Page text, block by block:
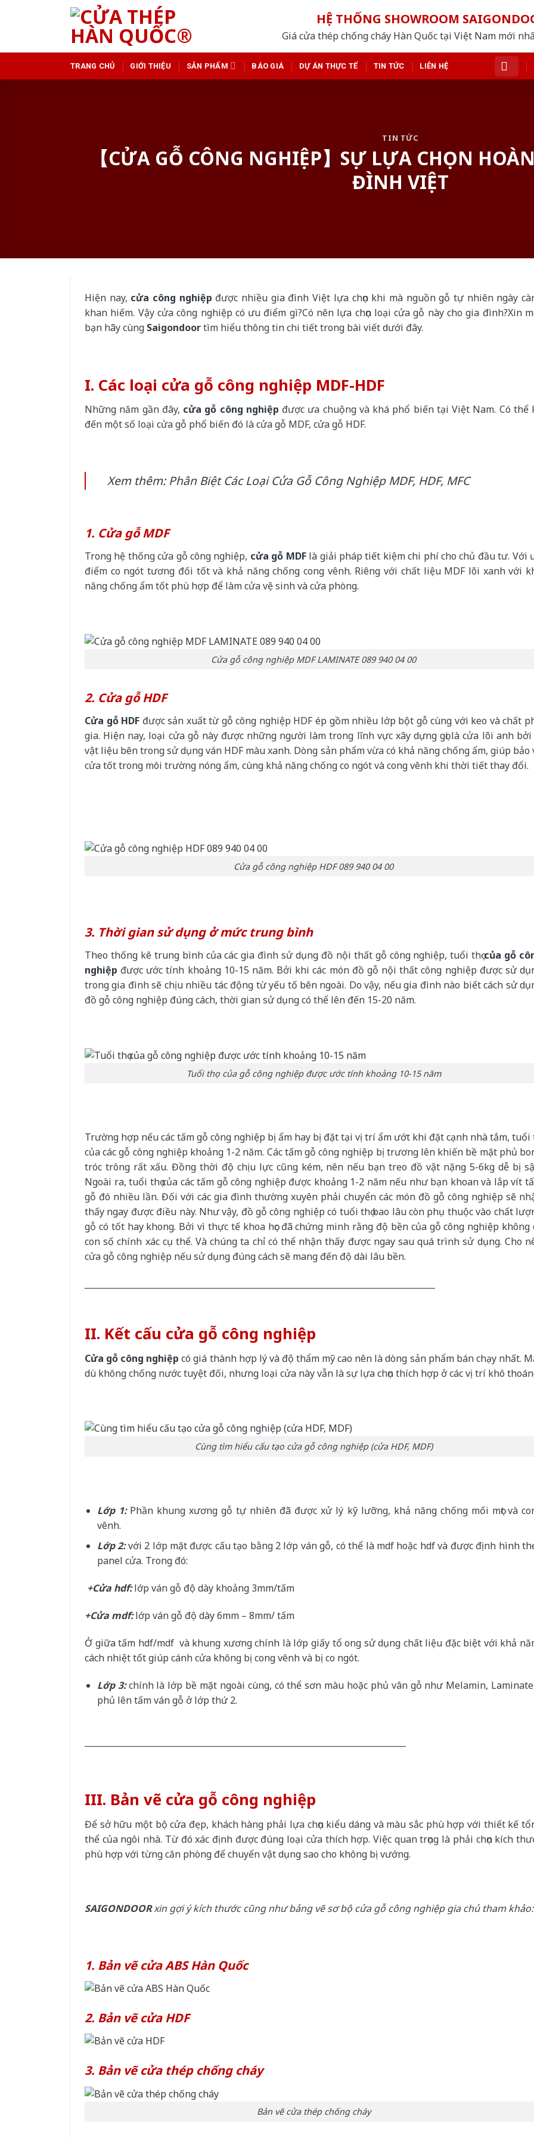
HỆ THỐNG SHOWROOM
Giá cửa thép chống cháy Hàn Quốc tại Việt Nam mới
TRANG CHỦ GIỚI THIỆU SẢN PHẨM BÁO GIÁ DỰ ÁN THỰC TẾ TIN TỨC LIÊN HỆ
TIN TỨC
【CỬA GỖ CÔNG NGHIỆP】SỰ LỰA CHỌN
ĐÌNH VIỆT
Hiện nay, cửa công nghiệp được nhiều gia đình Việt lựa chọn khi mà nguồn gỗ tự nhiên ngày
khan hiếm. Vậy cửa công nghiệp có ưu điểm gì?Có nên lựa chọn loại cửa gỗ này cho gia đình?Xin
bạn hãy cùng Saigondoortìm hiểu thông tin chi tiết trong bài viết dưới đây.
I. Các loại cửa gỗ công nghiệp MDF-HDF
Những năm gần đây, cửa gỗ công nghiệp được ưa chuộng và khá phổ biến tại Việt Nam. Có thể
đến một số loại cửa gỗ phổ biến đó là cửa gỗ MDF, cửa gỗ HDF.
Xem thêm: Phân Biệt Các Loại Cửa Gỗ Công Nghiệp MDF, HDF, MFC
1. Cửa gỗ MDF
Trong hệ thống cửa gỗ công nghiệp, cửa gỗ MDFlà giải pháp tiết kiệm chi phí cho chủ đầu tư. Với
điểm co ngót tương đối tốt và khả năng chống cong vênh. Riêng với chất liệu MDF lõi xanh với
năng chống ẩm tốt phù hợp để làm cửa vệ sinh và cửa phòng.
Cửa gỗ công nghiệp MDF LAMINATE 089 940 04 00
2. Cửa gỗ HDF
Cửa gỗ HDF được sản xuất từ gỗ công nghiệp HDF ép gồm nhiều lớp bột gỗ cùng với keo và chất
gia. Hiện nay, loại cửa gỗ này được những người làm trong lĩnh vực xây dựng gọi là cửa lõi anh bởi
vật liệu bên trong sử dụng ván HDF màu xanh. Dòng sản phẩm vừa có khả năng chống ẩm, giúp bảo
cửa tốt trong môi trường nóng ẩm, cùng khả năng chống co ngót và cong vênh khi thời tiết thay đổi.
Cửa gỗ công nghiệp HDF 089 940 04 00
3. Thời gian sử dụng ở mức trung bình
Theo thống kê trung bình của các gia đình sử dụng đồ nội thất gỗ công nghiệp, tuổi thọcủa gỗ
nghiệp được ước tính khoảng 10-15 năm. Bởi khi các món đồ gỗ nội thất công nghiệp được sử
trong gia đình sẽ chịu nhiều tác động từ yếu tố bên ngoài. Do vậy, nếu gia đình nào biết cách sử
đồ gỗ công nghiệp đúng cách, thời gian sử dụng có thể lên đến 15-20 năm.
Tuổi thọ của gỗ công nghiệp được ước tính khoảng 10-15 năm
Trường hợp nếu các tấm gỗ công nghiệp bị ẩm hay bị đặt tại vị trí ẩm ướt khi đặt cạnh nhà tắm, tuổi
của các gỗ công nghiệp khoảng 1-2 năm. Các tấm gỗ công nghiệp bị trương lên khiến bề mặt phủ
tróc trông rất xấu. Đồng thời độ chịu lực cũng kém, nên nếu bạn treo đồ vật nặng 5-6kg dễ bị
Ngoài ra, tuổi thọ của các tấm gỗ công nghiệp được khoảng 1-2 năm nếu như bạn khoan và lắp vít
gỗ đó nhiều lần. Đối với các gia đình thường xuyên phải chuyển các món đồ gỗ công nghiệp sẽ
thấy ngay được điều này. Như vậy, đồ gỗ công nghiệp có tuổi thọ bao lâu còn phụ thuộc vào chất
gỗ có tốt hay khong. Bởi vì thực tế khoa học đã chứng minh rằng độ bền của gỗ công nghiệp không
con số chính xác cụ thể. Và chúng ta chỉ có thể nhận thấy được ngay sau quá trình sử dụng. Cho
cửa gỗ công nghiệp nếu sử dụng đúng cách sẽ mang đến độ dài lâu bền.
II. Kết cấu cửa gỗ công nghiệp
Cửa gỗ công nghiệp có giá thành hợp lý và độ thẩm mỹ cao nên là dòng sản phẩm bán chạy nhất.
dù không chống nước tuyệt đối, nhưng loại cửa này vẫn là sự lựa chọn thích hợp ở các vị trí khô
Cùng tìm hiểu cấu tạo cửa gỗ công nghiệp (cửa HDF, MDF)
Lớp 1: Phần khung xương gỗ tự nhiên đã được xử lý kỹ lưỡng, khả năng chống mối mọt và
vênh.
Lớp 2:với 2 lớp mặt được cấu tạo bằng 2 lớp ván gỗ, có thể là mdf hoặc hdf và được định hình
panel cửa. Trong đó:
+Cửa hdf:lớp ván gỗ độ dày khoảng 3mm/tấm
+Cửa mdf:lớp ván gỗ độ dày 6mm – 8mm/ tấm
Ở giữa tấm hdf/mdf và khung xương chính là lớp giấy tổ ong sử dụng chất liệu đặc biệt với khả
cách nhiệt tốt giúp cánh cửa không bị cong vênh và bị co ngót.
Lớp 3:chính là lớp bề mặt ngoài cùng, có thể sơn màu hoặc phủ vân gỗ như Melamin,
phủ lên tấm ván gỗ ở lớp thứ 2.
III. Bản vẽ cửa gỗ công nghiệp
Để sở hữu một bộ cửa đẹp, khách hàng phải lựa chọn kiểu dáng và màu sắc phù hợp với thiết kế
thể của ngôi nhà. Từ đó xác định được đúng loại cửa thích hợp. Việc quan trọng là phải chọn kích
phù hợp với từng căn phòng để chuyển vật dụng sao cho không bị vướng.
SAIGONDOORxin gợi ý kích thước cũng như bảng vẽ sơ bộ cửa gỗ công nghiệp gia chủ tham khảo:
1. Bản vẽ cửa ABS Hàn Quốc
2. Bản vẽ cửa HDF
3. Bản vẽ cửa thép chống cháy
Bản vẽ cửa thép chống cháy